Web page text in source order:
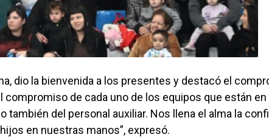
dio la bienvenida a los presentes y destacó el
de cada uno de los equipos que están en
del personal auxiliar. Nos llena el alma la
en nuestras manos”, expresó.